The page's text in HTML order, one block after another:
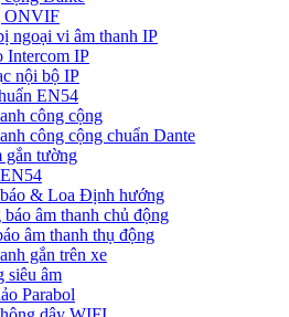
ONVIF
ngoại vi âm thanh IP
Intercom IP
nội bộ IP
EN54
công cộng
công cộng chuẩn Dante
gắn tường
& Loa Định hướng
âm thanh chủ động
âm thanh thụ động
gắn trên xe
siêu âm
Parabol